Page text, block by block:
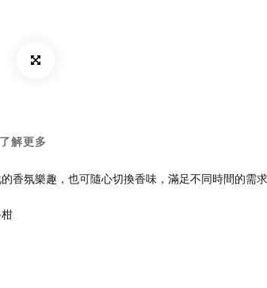
了解更多
香氛樂趣，也可隨心切換香味，滿足不同時間的需求